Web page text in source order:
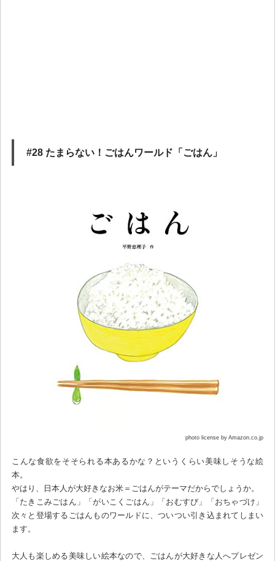
#28 たまらない！ごはんワールド「ごはん」
photo license by Amazon.co.jp
こんな食欲をそそられる本あるかな？というくらい美味しそうな絵
本。
やはり、日本人が大好きなお米＝ごはんがテーマだからでしょうか。
「たきこみごはん」「がいこくごはん」「おむすび」「おちゃづけ」
次々と登場するごはんものワールドに、ついつい引き込まれてしまい
ます。
大人も楽しめる美味しい絵本なので、ごはんが大好きな人へプレゼン